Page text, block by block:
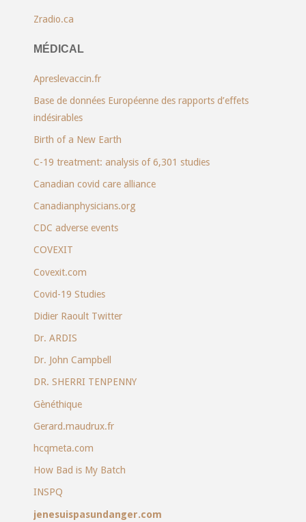
Zradio.ca
MÉDICAL
Apreslevaccin.fr
Base de données Européenne des rapports d’effets
indésirables
Birth of a New Earth
C-19 treatment: analysis of 6,301 studies
Canadian covid care alliance
Canadianphysicians.org
CDC adverse events
COVEXIT
Covexit.com
Covid-19 Studies
Didier Raoult Twitter
Dr. ARDIS
Dr. John Campbell
DR. SHERRI TENPENNY
Gènéthique
Gerard.maudrux.fr
hcqmeta.com
How Bad is My Batch
INSPQ
jenesuispasundanger.com